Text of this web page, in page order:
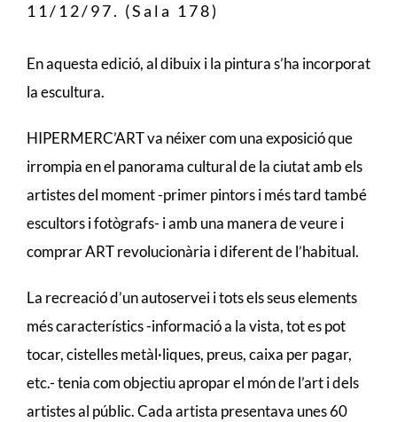
11/12/97. (Sala 178)
En aquesta edició, al dibuix i la pintura s’ha incorporat
la escultura.
HIPERMERC’ART va néixer com una exposició que
irrompia en el panorama cultural de la ciutat amb els
artistes del moment -primer pintors i més tard també
escultors i fotògrafs- i amb una manera de veure i
comprar ART revolucionària i diferent de l’habitual.
La recreació d’un autoservei i tots els seus elements
més característics -informació a la vista, tot es pot
tocar, cistelles metàl·liques, preus, caixa per pagar,
etc.- tenia com objectiu apropar el món de l’art i dels
artistes al públic. Cada artista presentava unes 60